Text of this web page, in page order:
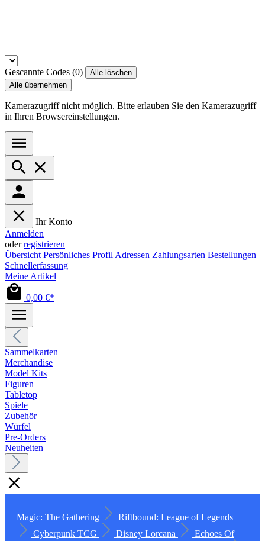
Gescannte Codes (0)
Alle löschen
Alle übernehmen
Kamerazugriff nicht möglich. Bitte erlauben Sie den Kamerazugriff
in Ihren Browsereinstellungen.
Ihr Konto
Anmelden
oderregistrieren
Übersicht Persönliches Profil Adressen Zahlungsarten Bestellungen
Schnellerfassung
Meine Artikel
0,00 €*
Sammelkarten
Merchandise
Model Kits
Figuren
Tabletop
Spiele
Zubehör
Würfel
Pre-Orders
Neuheiten
Magic: The Gathering
Riftbound: League of Legends
Cyberpunk TCG
Disney Lorcana
Echoes Of